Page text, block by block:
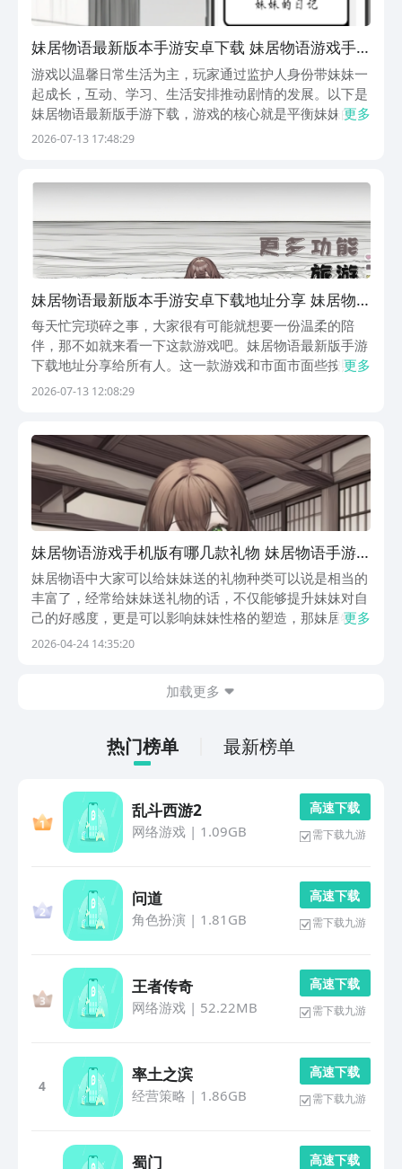
妹居物语最新版本手游安卓下载 妹居物语游戏手
机版下载链接推荐
游戏以温馨日常生活为主，玩家通过监护人身份带妹妹一
起成长，互动、学习、生活安排推动剧情的发展。以下是
妹居物语最新版手游下载，游戏的核心就是平衡妹妹的各
个属性和心情指数，不同的选择就会产生不同的结局分
品，...
更多
2026-07-13 17:48:29
妹居物语最新版本手游安卓下载地址分享 妹居物
语游戏手机版在哪下载
每天忙完琐碎之事，大家很有可能就想要一份温柔的陪
伴，那不如就来看一下这款游戏吧。妹居物语最新版手游
下载地址分享给所有人。这一款游戏和市面市面些按照固
定剧本走剧情的游戏真的是完全不一样的。在这个游戏中
址...
更多
2026-07-13 12:08:29
妹居物语游戏手机版有哪几款礼物 妹居物语手游
礼物清单指引
妹居物语中大家可以给妹妹送的礼物种类可以说是相当的
丰富了，经常给妹妹送礼物的话，不仅能够提升妹妹对自
己的好感度，更是可以影响妹妹性格的塑造，那妹居物语
手游有哪些礼物呢？下面小编就把游戏中可以送给妹妹的
更多
2026-04-24 14:35:20
加载更多
热门榜单 最新榜单
乱斗西游2
网络游戏| 1.09GB
高 速 下 载
需下载九游
问道
角色扮演 | 1.81GB
高 速 下 载
需下载九游
王者传奇
网络游戏| 52.22MB
高 速 下 载
需下载九游
4
率土之滨
经营策略 | 1.86GB
高 速 下 载
需下载九游
蜀门 高 速 下 载